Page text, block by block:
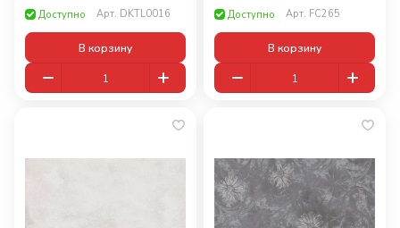
Доступно Арт. DKTL0016
В корзину
Доступно Арт. FC265
В корзину